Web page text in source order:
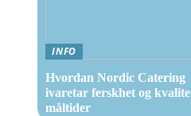
INFO
Hvordan Nordic Catering
ivaretar ferskhet og
måltider